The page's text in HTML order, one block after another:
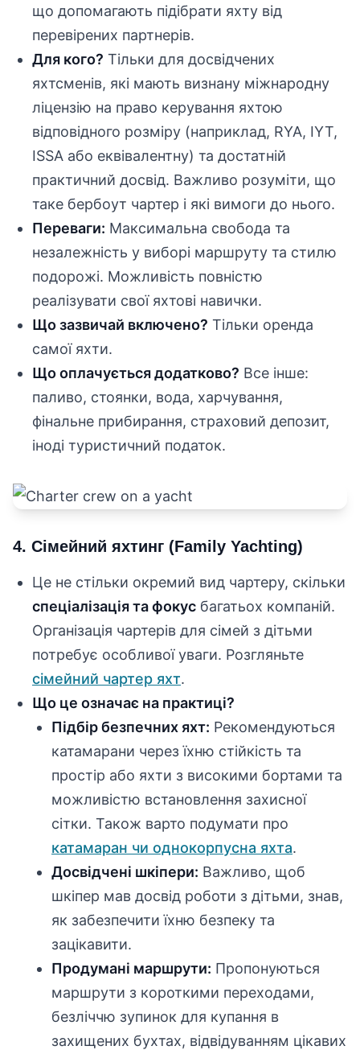
що допомагають підібрати яхту від
перевірених партнерів.
Для кого? Тільки для досвідчених
яхтсменів, які мають визнану міжнародну
ліцензію на право керування яхтою
відповідного розміру (наприклад, RYA, IYT,
ISSA або еквівалентну) та достатній
практичний досвід. Важливо розуміти, що
таке бербоут чартер і які вимоги до нього.
Переваги: Максимальна свобода та
незалежність у виборі маршруту та стилю
подорожі. Можливість повністю
реалізувати свої яхтові навички.
Що зазвичай включено? Тільки оренда
самої яхти.
Що оплачується додатково? Все інше:
паливо, стоянки, вода, харчування,
фінальне прибирання, страховий депозит,
іноді туристичний податок.
4. Сімейний яхтинг (Family Yachting)
Це не стільки окремий вид чартеру, скільки
спеціалізація та фокус багатьох компаній.
Організація чартерів для сімей з дітьми
потребує особливої уваги. Розгляньте
сімейний чартер яхт.
Що це означає на практиці?
Підбір безпечних яхт: Рекомендуються
катамарани через їхню стійкість та
простір або яхти з високими бортами та
можливістю встановлення захисної
сітки. Також варто подумати про
катамаран чи однокорпусна яхта.
Досвідчені шкіпери: Важливо, щоб
шкіпер мав досвід роботи з дітьми, знав,
як забезпечити їхню безпеку та
зацікавити.
Продумані маршрути: Пропонуються
маршрути з короткими переходами,
безліччю зупинок для купання в
захищених бухтах, відвідуванням цікавих